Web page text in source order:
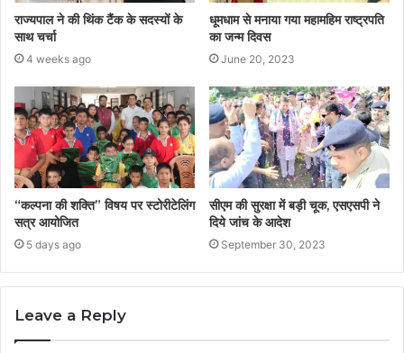
राज्यपाल ने की थिंक टैंक के सदस्यों के
साथ चर्चा
4 weeks ago
धूमधाम से मनाया गया महामहिम राष्ट्रपति
का जन्म दिवस
June 20, 2023
“कल्पना की शक्ति” विषय पर स्टोरीटेलिंग
सत्र आयोजित
5 days ago
सीएम की सुरक्षा में बड़ी चूक, एसएसपी ने
दिये जांच के आदेश
September 30, 2023
Leave a Reply